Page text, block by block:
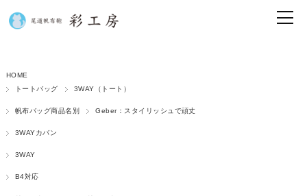
HOME
トートバッグ
3WAY（トート）
帆布バッグ商品名別 Geber：スタイリッシュで頑丈
3WAYカバン
3WAY
B4対応